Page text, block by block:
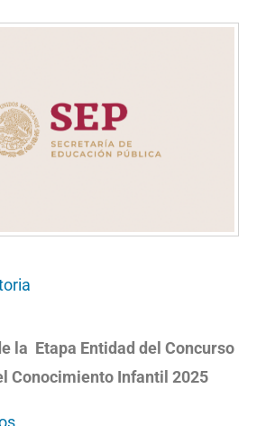
la Etapa Entidad del Concurso
Conocimiento Infantil 2025